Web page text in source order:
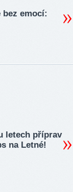
bez emocí:
letech příprav
na Letné!